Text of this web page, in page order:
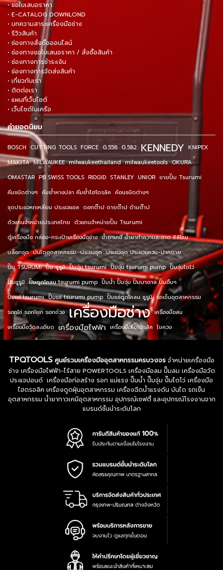
• ขอใบเสนอราคา
• E-CATALOG DOWNLOND
• บทความสาระเครื่องมือช่าง
• รีวิวสินค้า
• ช่องทางสั่งซื้อออนไลน์
• ช่องทางขอใบเสนอราคา / สั่งซื้อสินค้า
• ช่องทางการชำระเงิน
• ช่องทางการจัดส่งสินค้า
• เกี่ยวกับเรา
• ติดต่อเรา
• แผนที่เว็บไซต์
• เว็บไซต์ในเครือ
คำยอดนิยม
BOSCH CUTTING TOOLS FORCE G.558 G.582 KENNEDY KNIPEX
MAKITA MILWAUKEE milwaukeethailand milwaukeetools OKURA
OMASTAR PB SWISS TOOLS RIDGID STANLEY UNIOR ขายปั๊ม Tsurumi
คีมชนิดต่างๆ คีมย้ำหางปลา คีมย้ำไฮโดรลิค ค้อนชนิดต่างๆ
ชุดประแจหกเหลี่ยม ประแจแอล ดอกต๊าป ดายต๊าป ด้ามต๊าป
ตัวแทนจำหน่ายประเทศไทย ตัวแทนจำหน่ายปั๊ม Tsurumi
ตู้เครื่องมือ กล่อง-กระเป๋าเครื่องมือช่าง น้ำยาเคมี น้ำยาทำความสะอาด ซิลิโคน
บล็อกชุด บันไดอุตสาหกรรม ประแจชุด ประแจชุด ประแจแหวน-ปากตาย
ปั๊ม TSURUMI ปั๊ม ซูรูมิ ปั๊มจุ่ม tsurumi ปั๊มจุ่ม tsurumi pump ปั๊มจุ่มไดโว่
ปั๊มซูรูมิ ปั๊มดูดโคลน tsurumi pump ปั๊มน้ำ ปั๊มจุ่ม ปั๊มบาดาล ปั๊มอื่นๆ
ปั๊มแช่ tsurumi ปั๊มแช่ tsurumi pump ปั๊มแช่ดูดโคลน ซูรูมิ รถเข็นอุตสาหกรรม
รอกโซ่ รอกโยก รอกถ่วง เครื่องมือช่าง เครื่องมือลม
เครื่องมือวัดละเอียด เครื่องมือไฟฟ้า เครื่องมือไฮโดรลิค ไขควง
TPQTOOLS ศูนย์รวมเครื่องมืออุตสาหกรรมครบวงจรจำหน่ายเครื่องมือ
ช่าง เครื่องมือไฟฟ้า-ไร้สาย POWERTOOLS เครื่องมือลม ปั๊มลม เครื่องมือวัด
ประแจปอนด์ เครื่องมือก่อสร้าง รอก แม่แรง ปั๊มน้ำ ปั๊มจุ่ม ปั๊มไดโว่ เครื่องมือ
ไฮดรอลิค เครื่องดูดฝุ่นอุตสาหกรรม เครื่องฉีดน้ำแรงดัน บันได รถเข็น
อุตสาหกรรม น้ำยากาวเคมีอุตสาหกรรม อุปกรณ์เซฟตี้ และอุปกรณ์โรงงานจาก
แบรนด์ชั้นนำระดับโลก